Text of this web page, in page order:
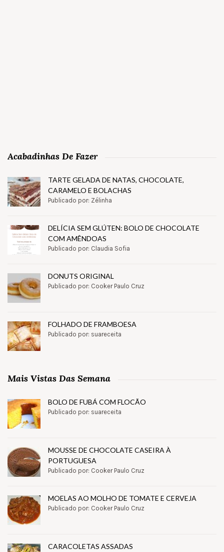
Acabadinhas De Fazer
TARTE GELADA DE NATAS, CHOCOLATE,
CARAMELO E BOLACHAS
Publicado por: Zélinha
DELÍCIA SEM GLÚTEN: BOLO DE CHOCOLATE
COM AMÊNDOAS
Publicado por: Claudia Sofia
DONUTS ORIGINAL
Publicado por: Cooker Paulo Cruz
FOLHADO DE FRAMBOESA
Publicado por: suareceita
Mais Vistas Das Semana
BOLO DE FUBÁ COM FLOCÃO
Publicado por: suareceita
MOUSSE DE CHOCOLATE CASEIRA À
PORTUGUESA
Publicado por: Cooker Paulo Cruz
MOELAS AO MOLHO DE TOMATE E CERVEJA
Publicado por: Cooker Paulo Cruz
CARACOLETAS ASSADAS